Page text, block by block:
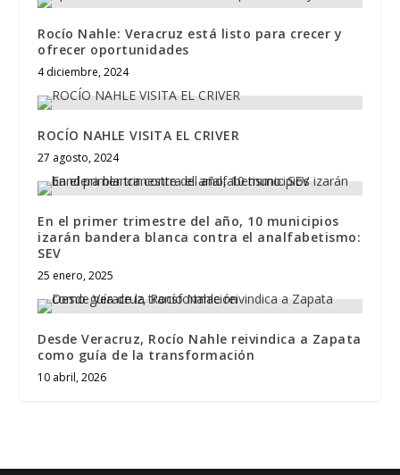
Rocío Nahle: Veracruz está listo para crecer y
ofrecer oportunidades
4 diciembre, 2024
ROCÍO NAHLE VISITA EL CRIVER
27 agosto, 2024
En el primer trimestre del año, 10 municipios
izarán bandera blanca contra el analfabetismo:
SEV
25 enero, 2025
Desde Veracruz, Rocío Nahle reivindica a Zapata
como guía de la transformación
10 abril, 2026